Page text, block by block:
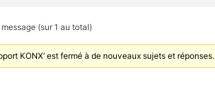
(sur 1 au total)
KONX’ est fermé à de nouveaux sujets et réponses.